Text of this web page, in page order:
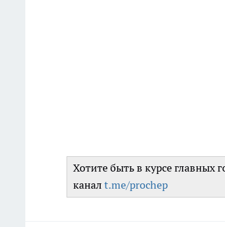
Хотите быть в курсе главных
канал t.me/prochep